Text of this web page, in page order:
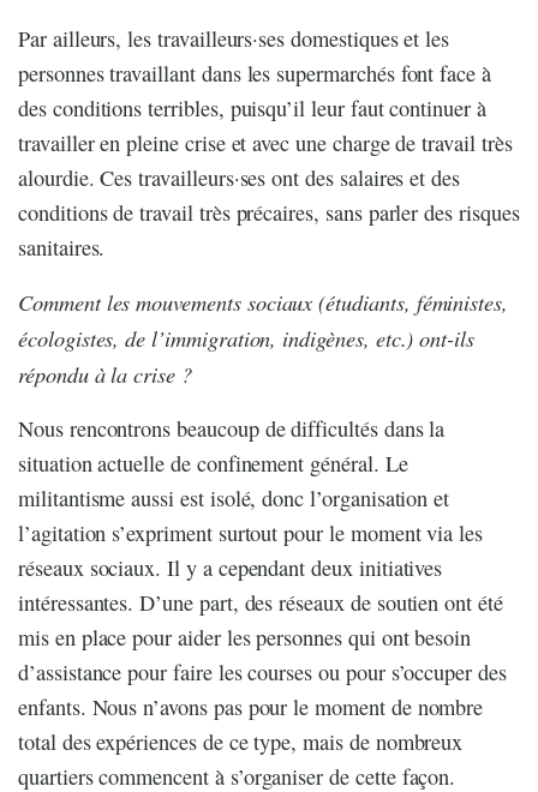
Par ailleurs, les travailleurs·ses domestiques et les
personnes travaillant dans les supermarchés font face à
des conditions terribles, puisqu’il leur faut continuer à
travailler en pleine crise et avec une charge de travail très
alourdie. Ces travailleurs·ses ont des salaires et des
conditions de travail très précaires, sans parler des risques
sanitaires.
Comment les mouvements sociaux (étudiants, féministes,
écologistes, de l’immigration, indigènes, etc.) ont-ils
répondu à la crise ?
Nous rencontrons beaucoup de difficultés dans la
situation actuelle de confinement général. Le
militantisme aussi est isolé, donc l’organisation et
l’agitation s’expriment surtout pour le moment via les
réseaux sociaux. Il y a cependant deux initiatives
intéressantes. D’une part, des réseaux de soutien ont été
mis en place pour aider les personnes qui ont besoin
d’assistance pour faire les courses ou pour s’occuper des
enfants. Nous n’avons pas pour le moment de nombre
total des expériences de ce type, mais de nombreux
quartiers commencent à s’organiser de cette façon.